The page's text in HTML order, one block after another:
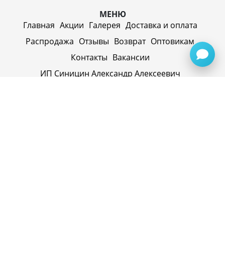
МЕНЮ
Главная Акции Галерея Доставка и оплата
Распродажа Отзывы Возврат Оптовикам
Контакты Вакансии
ИП Синицин Александр Алексеевич